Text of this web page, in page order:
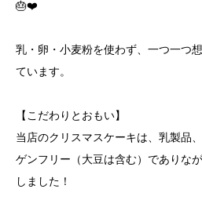
🎂❤️
乳・卵・小麦粉を使わず、一つ一つ
ています。
​【こだわりとおもい】
当店のクリスマスケーキは、乳製品
ゲンフリー（大豆は含む）でありな
しました！